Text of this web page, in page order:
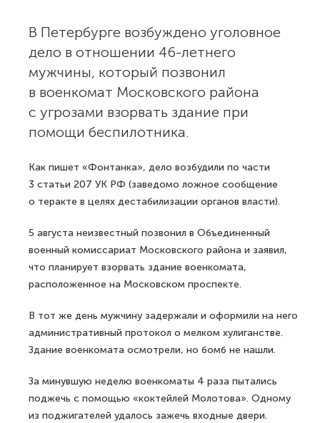
В Петербурге возбуждено уголовное
дело в отношении 46-летнего
мужчины, который позвонил
в военкомат Московского района
с угрозами взорвать здание при
помощи беспилотника.
Как пишет «Фонтанка», дело возбудили по части
3 статьи 207 УК РФ (заведомо ложное сообщение
о теракте в целях дестабилизации органов власти).
5 августа неизвестный позвонил в Объединенный
военный комиссариат Московского района и заявил,
что планирует взорвать здание военкомата,
расположенное на Московском проспекте.
В тот же день мужчину задержали и оформили на него
административный протокол о мелком хулиганстве.
Здание военкомата осмотрели, но бомб не нашли.
За минувшую неделю военкоматы 4 раза пытались
поджечь с помощью «коктейлей Молотова». Одному
из поджигателей удалось зажечь входные двери.